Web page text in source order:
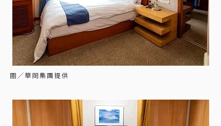
圖／華岡集團提供